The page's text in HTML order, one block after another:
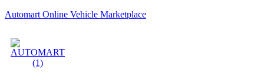
Automart Online Vehicle Marketplace